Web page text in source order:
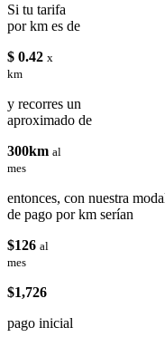
Si tu tarifa
por km es de
$ 0.42 x
km
y recorres un
aproximado de
300km al
mes
entonces, con nuestra
de pago por km serían
$126 al
mes
$1,726
pago inicial